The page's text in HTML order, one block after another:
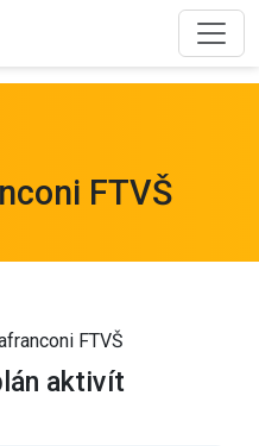
FTVŠ
FTVŠ
aktivít